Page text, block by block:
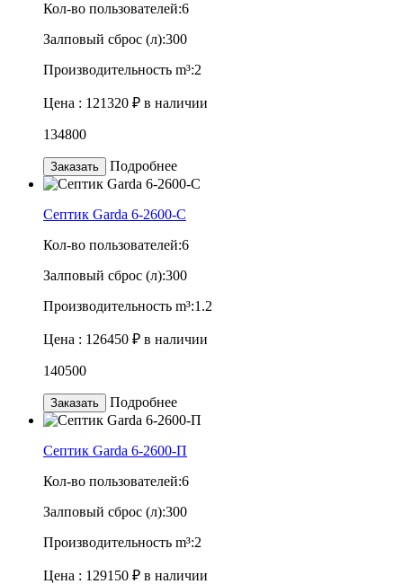
Кол-во пользователей:6
Залповый сброс (л):300
Производительность m³:2
Цена : 121320 ₽ в наличии
134800
Заказать Подробнее
Септик Garda 6-2600-C
Кол-во пользователей:6
Залповый сброс (л):300
Производительность m³:1.2
Цена : 126450 ₽ в наличии
140500
Заказать Подробнее
Септик Garda 6-2600-П
Кол-во пользователей:6
Залповый сброс (л):300
Производительность m³:2
Цена : 129150 ₽ в наличии